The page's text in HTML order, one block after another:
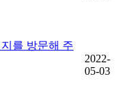
를 방문해 주
2022-
05-03